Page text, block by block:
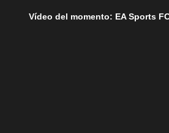
Vídeo del momento: EA Sports